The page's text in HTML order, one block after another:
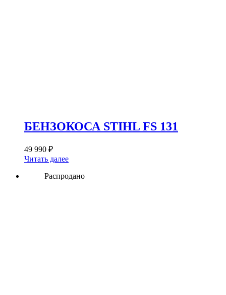
БЕНЗОКОСА STIHL FS 131
49 990 ₽
Читать далее
Распродано